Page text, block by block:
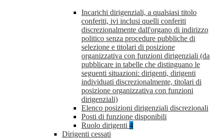
Incarichi dirigenziali, a qualsiasi titolo
conferiti, ivi inclusi quelli conferiti
discrezionalmente dall'organo di indirizzo
politico senza procedure pubbliche di
selezione e titolari di posizione
organizzativa con funzioni dirigenziali (da
pubblicare in tabelle che distinguano le
seguenti situazioni: dirigenti, dirigenti
individuati discrezionalmente, titolari di
posizione organizzativa con funzioni
dirigenziali)
Elenco posizioni dirigenziali discrezionali
Posti di funzione disponibili
Ruolo dirigenti 4
Dirigenti cessati